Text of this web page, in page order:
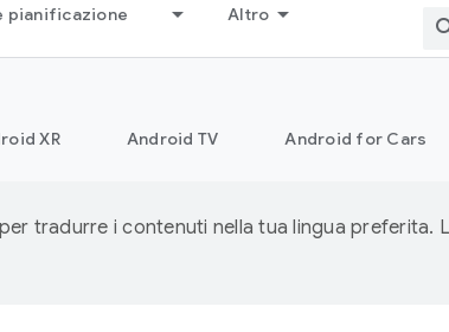
pianificazione Altro
XR Android TV Android for Cars
tradurre i contenuti nella tua lingua preferita.